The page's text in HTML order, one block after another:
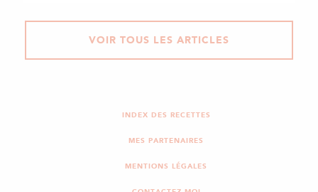
VOIR TOUS LES ARTICLES
INDEX DES RECETTES
MES PARTENAIRES
MENTIONS LÉGALES